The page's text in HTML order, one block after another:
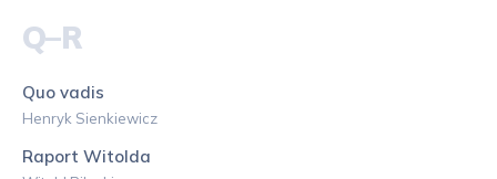
Q–R
Quo vadis
Henryk Sienkiewicz
Raport Witolda